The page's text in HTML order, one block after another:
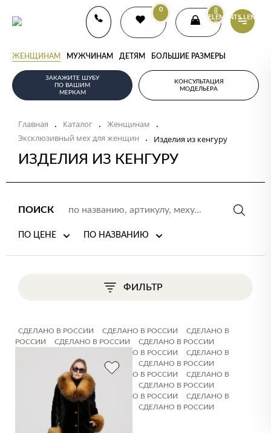
0
{{
ELEMENTS.LENGTH
}}
ЖЕНЩИНАМ МУЖЧИНАМ ДЕТЯМ БОЛЬШИЕ РАЗМЕРЫ
ЗАКАЖИТЕ ШУБУ
ПО ВАШИМ
МЕРКАМ
КОНСУЛЬТАЦИЯ
МОДЕЛЬЕРА
Главная . Каталог . Женщинам .
Эксклюзивный мех для женщин . Изделия из кенгуру
ИЗДЕЛИЯ ИЗ КЕНГУРУ
ПОИСК
ПО ЦЕНЕ ПО НАЗВАНИЮ
ФИЛЬТР
СДЕЛАНО В РОССИИ СДЕЛАНО В РОССИИ
СДЕЛАНО В
РОССИИ
СДЕЛАНО В РОССИИ
СДЕЛАНО В РОССИИ
СДЕЛАНО В РОССИИ
СДЕЛАНО В
СДЕЛАНО В РОССИИ
СДЕЛАНО В РОССИИ
СДЕЛАНО В РОССИИ
СДЕЛАНО В РОССИИ
СДЕЛАНО В
СДЕЛАНО В РОССИИ
СДЕЛАНО В РОССИИ
СДЕЛАНО В РОССИИ
СДЕЛАНО В РОССИИ
СДЕЛАНО В
СДЕЛАНО В РОССИИ СДЕЛАНО В РОССИИ